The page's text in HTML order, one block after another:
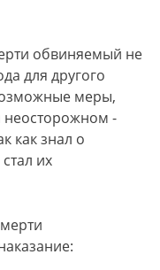
обвиняемый не
для другого
меры,
неосторожном -
как знал о
их